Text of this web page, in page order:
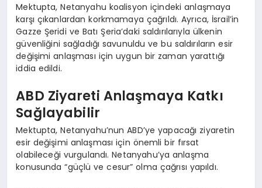
Mektupta, Netanyahu koalisyon içindeki anlaşmaya
karşı çıkanlardan korkmamaya çağrıldı. Ayrıca, İsrail’in
Gazze Şeridi ve Batı Şeria’daki saldırılarıyla ülkenin
güvenliğini sağladığı savunuldu ve bu saldırıların esir
değişimi anlaşması için uygun bir zaman yarattığı
iddia edildi.
ABD Ziyareti Anlaşmaya Katkı
Sağlayabilir
Mektupta, Netanyahu’nun ABD’ye yapacağı ziyaretin
esir değişimi anlaşması için önemli bir fırsat
olabileceği vurgulandı. Netanyahu’ya anlaşma
konusunda “güçlü ve cesur” olma çağrısı yapıldı.